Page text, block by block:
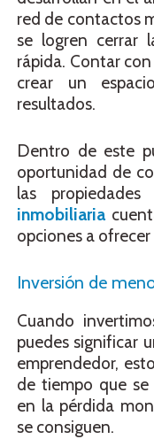
red de contactos
se logren cerrar
rápida. Contar
crear un
resultados.
Dentro de este
oportunidad de
las
inmobiliaria
opciones a
Inversión de
Cuando
puedes significar
emprendedor,
de tiempo que se
en la pérdida
se consiguen.